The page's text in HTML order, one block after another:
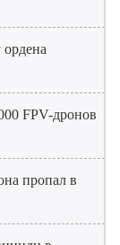
FPV-дронов
пропал в